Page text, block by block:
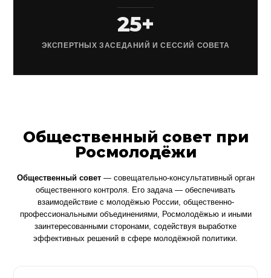
25+
ЭКСПЕРТНЫХ ЗАСЕДАНИЙ И СЕССИЙ СОВЕТА
Общественный совет при
Росмолодёжи
Общественный совет— совещательно-консультативный орган
общественного контроля. Его задача — обеспечивать
взаимодействие с молодёжью России, общественно-
профессиональными объединениями, Росмолодёжью и иными
заинтересованными сторонами, содействуя выработке
эффективных решений в сфере молодёжной политики.